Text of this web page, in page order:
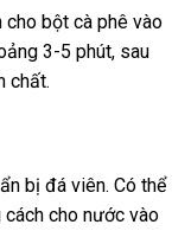
cho bột cà phê vào
3-5 phút, sau
chất.
bị đá viên. Có thể
cho nước vào